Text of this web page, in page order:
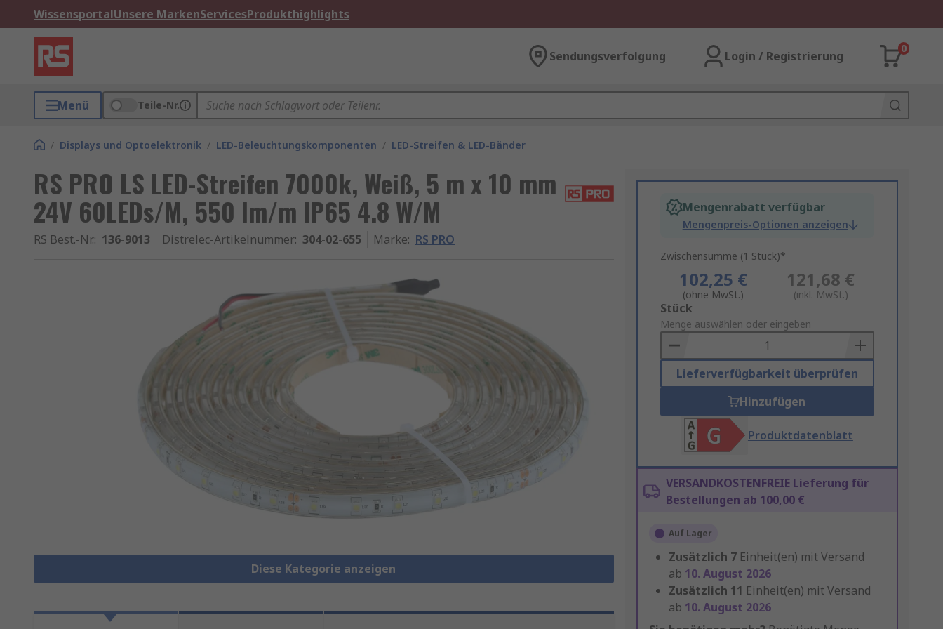
WissensportalUnsere MarkenServicesProdukthighlights
Sendungsverfolgung Login / Registrierung
0
Menü Teile-Nr.
/ Displays und Optoelektronik / LED-Beleuchtungskomponenten / LED-Streifen & LED-Bänder
RS PRO LS LED-Streifen 7000k, Weiß, 5 m x 10 mm
24V 60LEDs/M, 550 lm/m IP65 4.8 W/M
RS Best.-Nr.: 136-9013 Distrelec-Artikelnummer: 304-02-655 Marke: RS PRO
Diese Kategorie anzeigen
Mengenrabatt verfügbar
Mengenpreis-Optionen anzeigen
Zwischensumme (1 Stück)*
102,25 €
(ohne MwSt.)
121,68 €
(inkl. MwSt.)
Add
to
Basket
Stück
Menge auswählen oder eingeben
Lieferverfügbarkeit überprüfen
Hinzufügen
Produktdatenblatt
VERSANDKOSTENFREIE Lieferung für
Bestellungen ab 100,00 €
Auf Lager
Zusätzlich 7 Einheit(en) mit Versand
ab 10. August 2026
Zusätzlich 11 Einheit(en) mit Versand
ab 10. August 2026